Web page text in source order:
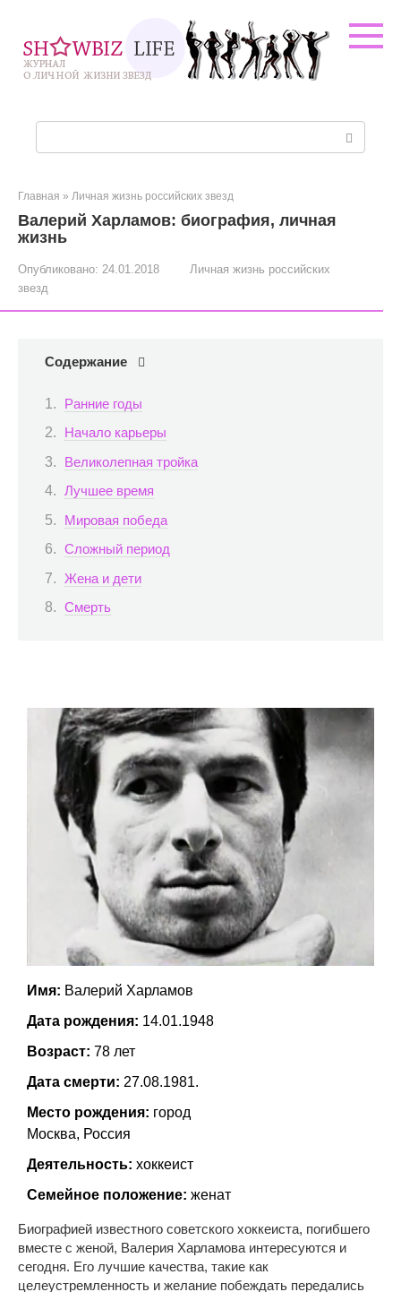
контенту
Главная » Личная жизнь российских звезд
Валерий Харламов: биография, личная
жизнь
Опубликовано: 24.01.2018
Личная жизнь российских
звезд
Содержание
Ранние годы
Начало карьеры
Великолепная тройка
Лучшее время
Мировая победа
Сложный период
Жена и дети
Смерть
Имя: Валерий Харламов
Дата рождения: 14.01.1948
Возраст: 78 лет
Дата смерти: 27.08.1981.
Место рождения: город
Москва, Россия
Деятельность: хоккеист
Семейное положение: женат
Биографией известного советского хоккеиста, погибшего
вместе с женой, Валерия Харламова интересуются и
сегодня. Его лучшие качества, такие как
целеустремленность и желание побеждать передались